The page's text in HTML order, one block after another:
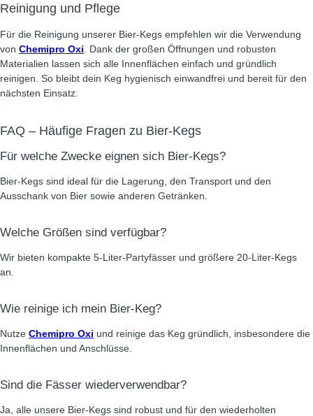
Reinigung und Pflege
Für die Reinigung unserer Bier-Kegs empfehlen wir die Verwendung
von Chemipro Oxi . Dank der großen Öffnungen und robusten
Materialien lassen sich alle Innenflächen einfach und gründlich
reinigen. So bleibt dein Keg hygienisch einwandfrei und bereit für den
nächsten Einsatz.
FAQ – Häufige Fragen zu Bier-Kegs
Für welche Zwecke eignen sich Bier-Kegs?
Bier-Kegs sind ideal für die Lagerung, den Transport und den
Ausschank von Bier sowie anderen Getränken.
Welche Größen sind verfügbar?
Wir bieten kompakte 5-Liter-Partyfässer und größere 20-Liter-Kegs
an.
Wie reinige ich mein Bier-Keg?
Nutze Chemipro Oxi und reinige das Keg gründlich, insbesondere die
Innenflächen und Anschlüsse.
Sind die Fässer wiederverwendbar?
Ja, alle unsere Bier-Kegs sind robust und für den wiederholten